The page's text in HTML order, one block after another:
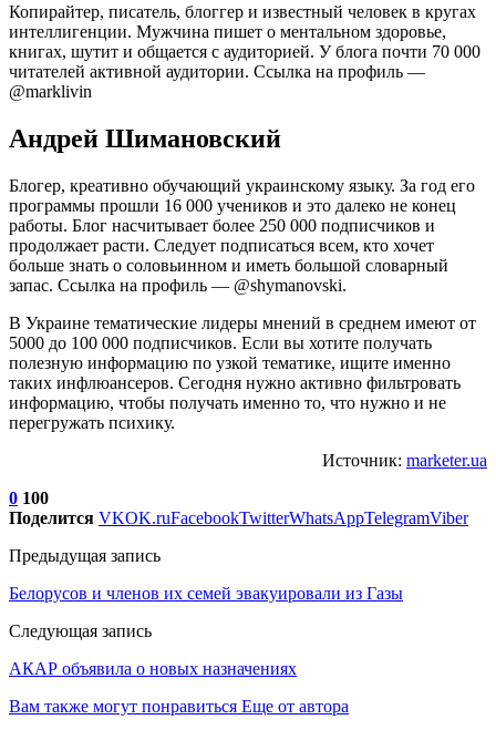
Копирайтер, писатель, блоггер и известный человек в кругах
интеллигенции. Мужчина пишет о ментальном здоровье,
книгах, шутит и общается с аудиторией. У блога почти 70 000
читателей активной аудитории. Ссылка на профиль —
@marklivin
Андрей Шимановский
Блогер, креативно обучающий украинскому языку. За год его
программы прошли 16 000 учеников и это далеко не конец
работы. Блог насчитывает более 250 000 подписчиков и
продолжает расти. Следует подписаться всем, кто хочет
больше знать о соловьинном и иметь большой словарный
запас. Ссылка на профиль — @shymanovski.
В Украине тематические лидеры мнений в среднем имеют от
5000 до 100 000 подписчиков. Если вы хотите получать
полезную информацию по узкой тематике, ищите именно
таких инфлюансеров. Сегодня нужно активно фильтровать
информацию, чтобы получать именно то, что нужно и не
перегружать психику.
Источник: marketer.ua
0 100
Поделится VKOK.ruFacebookTwitterWhatsAppTelegramViber
Предыдущая запись
Белорусов и членов их семей эвакуировали из Газы
Следующая запись
АКАР объявила о новых назначениях
Вам также могут понравиться Еще от автора